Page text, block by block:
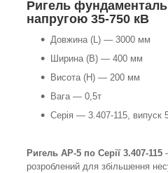
Ригель
напругою 35-750 кВ
Довжина (L) — 3000 мм
Ширина (В) — 400 мм
Висота (Н) — 200 мм
Вага — 0,5т
Серія — 3.407-115, випуск
Ригель АР-5 по Серії 3.407-115
розроблений для збільшення